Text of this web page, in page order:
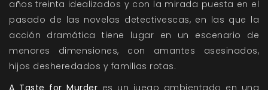
años treinta idealizados y con la mirada puesta en el
pasado de las novelas detectivescas, en las que la
acción dramática tiene lugar en un escenario de
menores dimensiones, con amantes asesinados,
hijos desheredados y familias rotas.